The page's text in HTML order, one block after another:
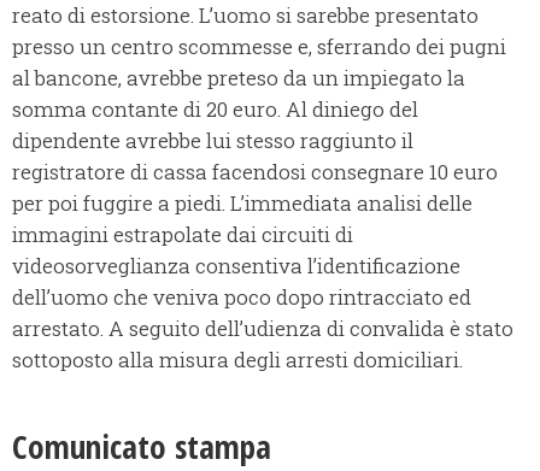
reato di estorsione. L’uomo si sarebbe presentato
presso un centro scommesse e, sferrando dei pugni
al bancone, avrebbe preteso da un impiegato la
somma contante di 20 euro. Al diniego del
dipendente avrebbe lui stesso raggiunto il
registratore di cassa facendosi consegnare 10 euro
per poi fuggire a piedi. L’immediata analisi delle
immagini estrapolate dai circuiti di
videosorveglianza consentiva l’identificazione
dell’uomo che veniva poco dopo rintracciato ed
arrestato. A seguito dell’udienza di convalida è stato
sottoposto alla misura degli arresti domiciliari.
Comunicato stampa